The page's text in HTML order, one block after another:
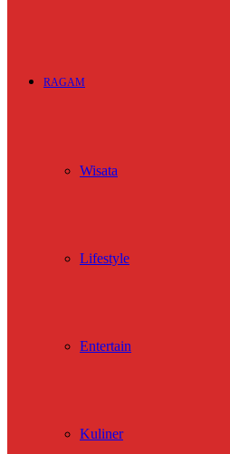
RAGAM
Wisata
Lifestyle
Entertain
Kuliner